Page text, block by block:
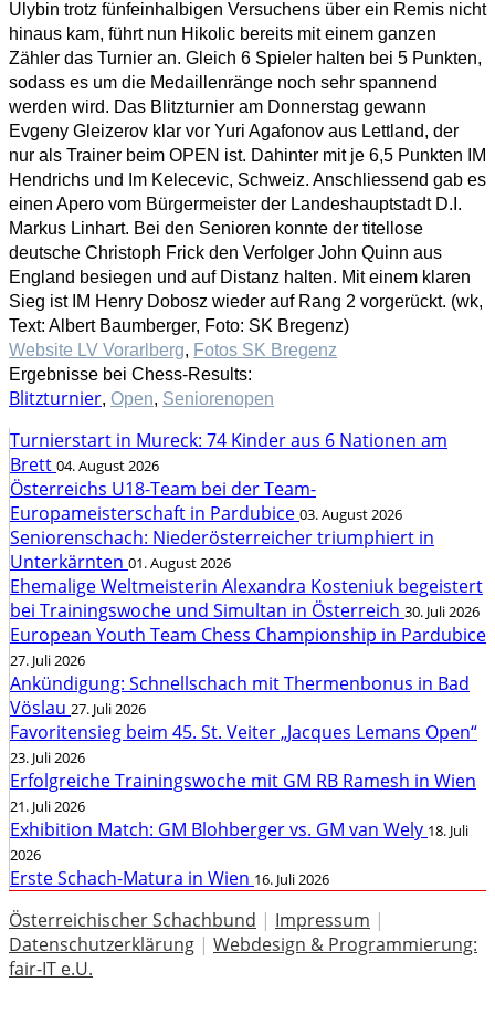
Ulybin trotz fünfeinhalbigen Versuchens über ein Remis nicht
hinaus kam, führt nun Hikolic bereits mit einem ganzen
Zähler das Turnier an. Gleich 6 Spieler halten bei 5 Punkten,
sodass es um die Medaillenränge noch sehr spannend
werden wird. Das Blitzturnier am Donnerstag gewann
Evgeny Gleizerov klar vor Yuri Agafonov aus Lettland, der
nur als Trainer beim OPEN ist. Dahinter mit je 6,5 Punkten IM
Hendrichs und Im Kelecevic, Schweiz. Anschliessend gab es
einen Apero vom Bürgermeister der Landeshauptstadt D.I.
Markus Linhart. Bei den Senioren konnte der titellose
deutsche Christoph Frick den Verfolger John Quinn aus
England besiegen und auf Distanz halten. Mit einem klaren
Sieg ist IM Henry Dobosz wieder auf Rang 2 vorgerückt. (wk,
Text: Albert Baumberger, Foto: SK Bregenz)
Website LV Vorarlberg, Fotos SK Bregenz
Ergebnisse bei Chess-Results:
Blitzturnier, Open, Seniorenopen
Turnierstart in Mureck: 74 Kinder aus 6 Nationen am
Brett 04. August 2026
Österreichs U18-Team bei der Team-
Europameisterschaft in Pardubice 03. August 2026
Seniorenschach: Niederösterreicher triumphiert in
Unterkärnten 01. August 2026
Ehemalige Weltmeisterin Alexandra Kosteniuk begeistert
bei Trainingswoche und Simultan in Österreich 30. Juli 2026
European Youth Team Chess Championship in Pardubice
27. Juli 2026
Ankündigung: Schnellschach mit Thermenbonus in Bad
Vöslau 27. Juli 2026
Favoritensieg beim 45. St. Veiter „Jacques Lemans Open“
23. Juli 2026
Erfolgreiche Trainingswoche mit GM RB Ramesh in Wien
21. Juli 2026
Exhibition Match: GM Blohberger vs. GM van Wely 18. Juli
2026
Erste Schach-Matura in Wien 16. Juli 2026
Österreichischer Schachbund | Impressum |
Datenschutzerklärung | Webdesign & Programmierung:
fair-IT e.U.